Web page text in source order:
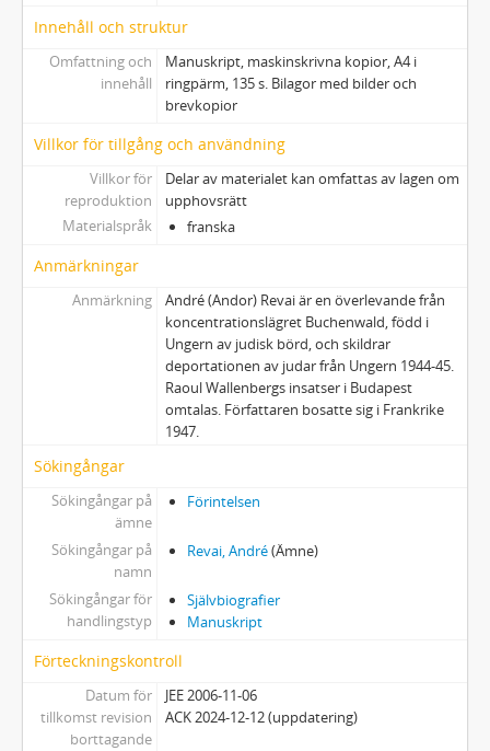
Innehåll och struktur
Omfattning och
innehåll
Manuskript, maskinskrivna kopior, A4 i
ringpärm, 135 s. Bilagor med bilder och
brevkopior
Villkor för tillgång och användning
Villkor för
reproduktion
Delar av materialet kan omfattas av lagen om
upphovsrätt
Materialspråk
franska
Anmärkningar
Anmärkning
André (Andor) Revai är en överlevande från
koncentrationslägret Buchenwald, född i
Ungern av judisk börd, och skildrar
deportationen av judar från Ungern 1944-45.
Raoul Wallenbergs insatser i Budapest
omtalas. Författaren bosatte sig i Frankrike
1947.
Sökingångar
Sökingångar på
ämne
Förintelsen
Sökingångar på
namn
Revai, André(Ämne)
Sökingångar för
handlingstyp
Självbiografier
Manuskript
Förteckningskontroll
Datum för
tillkomst revision
borttagande
JEE 2006-11-06
ACK 2024-12-12 (uppdatering)